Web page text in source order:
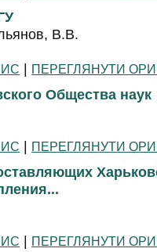
В.В.
| ПЕРЕГЛЯНУТИ
Общества наук
| ПЕРЕГЛЯНУТИ
| ПЕРЕГЛЯНУТИ